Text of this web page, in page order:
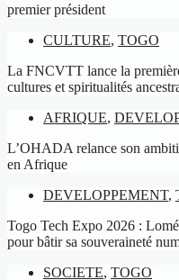
premier président
CULTURE, TOGO
La FNCVTT lance la
cultures et spiritualités
AFRIQUE,
L’OHADA relance son
en Afrique
DEVELOPPEMENT,
Togo Tech Expo 2026 :
pour bâtir sa souveraineté
SOCIETE, TOGO